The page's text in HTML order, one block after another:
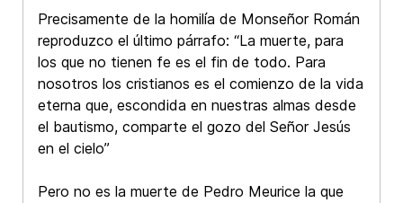
Precisamente de la homilía de Monseñor Román
reproduzco el último párrafo: “La muerte, para
los que no tienen fe es el fin de todo. Para
nosotros los cristianos es el comienzo de la vida
eterna que, escondida en nuestras almas desde
el bautismo, comparte el gozo del Señor Jesús
en el cielo”
Pero no es la muerte de Pedro Meurice la que